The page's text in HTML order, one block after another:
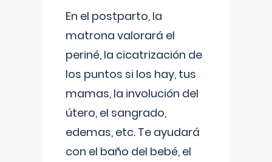
En el postparto, la
matrona valorará el
periné, la cicatrización de
los puntos si los hay, tus
mamas, la involución del
útero, el sangrado,
edemas, etc. Te ayudará
con el baño del bebé, el